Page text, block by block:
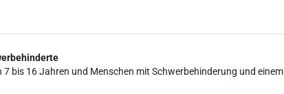
bis 16 Jahren und Menschen mit Schwerbehinderung und einem